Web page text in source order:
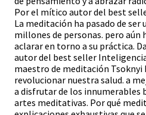
Por el mítico autor del best
La meditación ha pasado de ser
millones de personas. pero aún
aclarar en torno a su práctica.
autor del best seller
maestro de meditación Tsoknyi
revolucionar nuestra salud. a
a disfrutar de los innumerables
artes meditativas. Por qué